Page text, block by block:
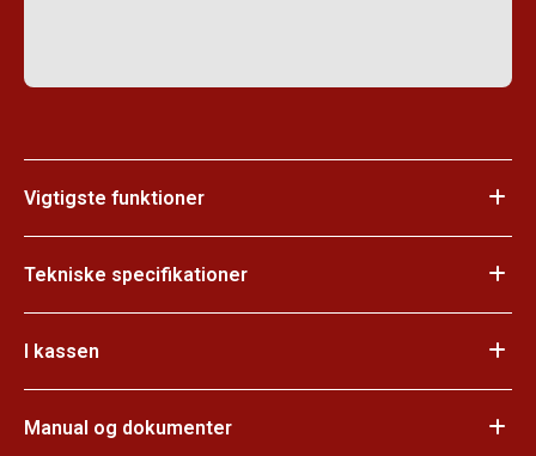
Vigtigste funktioner
Tekniske specifikationer
I kassen
Manual og dokumenter